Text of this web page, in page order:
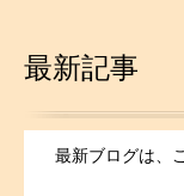
最新記事
最新ブログは、